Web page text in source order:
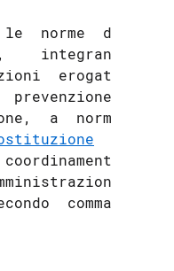
norme  di
integrano
erogate
a  norma
comma,